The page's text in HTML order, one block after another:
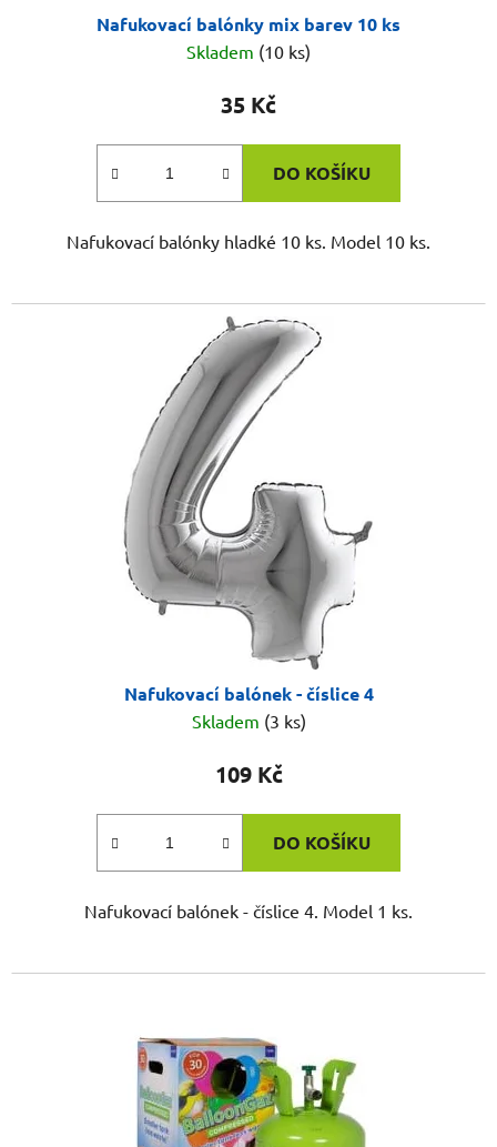
Nafukovací balónky mix barev 10 ks
Skladem (10 ks)
35 Kč
DO KOŠÍKU
Nafukovací balónky hladké 10 ks. Model 10 ks.
Nafukovací balónek - číslice 4
Skladem (3 ks)
109 Kč
DO KOŠÍKU
Nafukovací balónek - číslice 4. Model 1 ks.